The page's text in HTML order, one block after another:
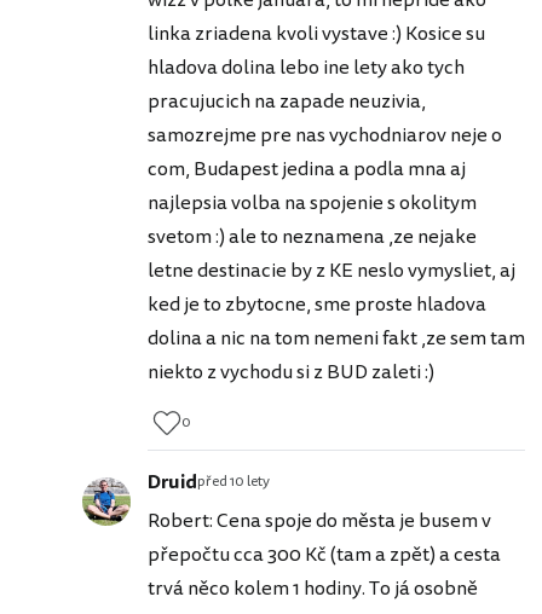
linka zriadena kvoli vystave :) Kosice su
hladova dolina lebo ine lety ako tych
pracujucich na zapade neuzivia,
samozrejme pre nas vychodniarov neje o
com, Budapest jedina a podla mna aj
najlepsia volba na spojenie s okolitym
svetom :) ale to neznamena ,ze nejake
letne destinacie by z KE neslo vymysliet, aj
ked je to zbytocne, sme proste hladova
dolina a nic na tom nemeni fakt ,ze sem tam
niekto z vychodu si z BUD zaleti :)
0
Druidpřed 10 lety
Robert: Cena spoje do města je busem v
přepočtu cca 300 Kč (tam a zpět) a cesta
trvá něco kolem 1 hodiny. To já osobně